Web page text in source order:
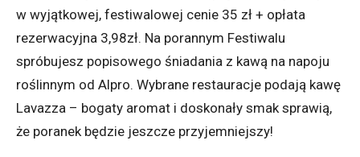
w wyjątkowej, festiwalowej cenie 35 zł + opłata
rezerwacyjna 3,98zł. Na porannym Festiwalu
spróbujesz popisowego śniadania z kawą na napoju
roślinnym od Alpro. Wybrane restauracje podają kawę
Lavazza – bogaty aromat i doskonały smak sprawią,
że poranek będzie jeszcze przyjemniejszy!